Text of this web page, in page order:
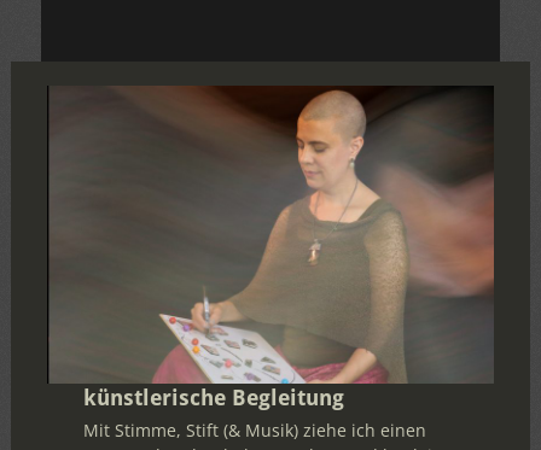
künstlerische Begleitung
Mit Stimme, Stift (& Musik) ziehe ich einen